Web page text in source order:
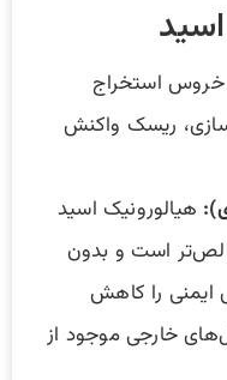
خروس استخراج
ریسک واکنش
: هیالورونیک اسید
است و بدون
ایمنی را کاهش
خارجی موجود از